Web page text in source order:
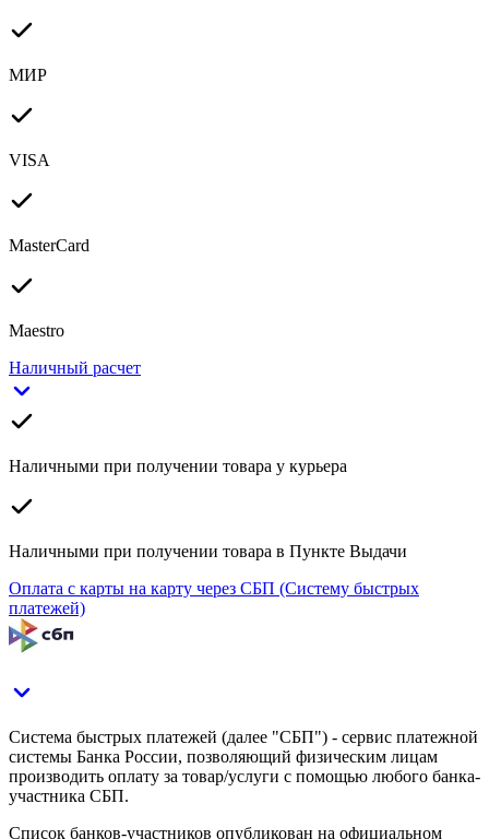
МИР
VISA
MasterCard
Maestro
Наличный расчет
Наличными при получении товара у курьера
Наличными при получении товара в Пункте Выдачи
Оплата с карты на карту через СБП (Систему быстрых
платежей)
Система быстрых платежей (далее "СБП") - сервис платежной
системы Банка России, позволяющий физическим лицам
производить оплату за товар/услуги с помощью любого банка-
участника СБП.
Список банков-участников опубликован на официальном